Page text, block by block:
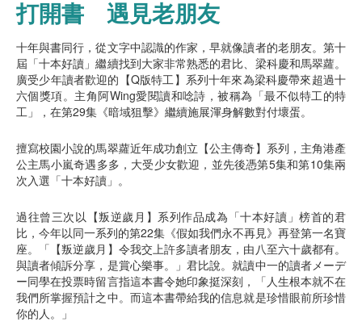
打開書 遇見老朋友
十年與書同行，從文字中認識的作家，早就像讀者的老朋友。第十
屆「十本好讀」繼續找到大家非常熟悉的君比、梁科慶和馬翠蘿。
廣受少年讀者歡迎的【Q版特工】系列十年來為梁科慶帶來超過十
六個獎項。主角阿Wing愛閱讀和唸詩，被稱為「最不似特工的特
工」，在第29集《暗域狙擊》繼續施展渾身解數對付壞蛋。
擅寫校園小說的馬翠蘿近年成功創立【公主傳奇】系列，主角港產
公主馬小嵐奇遇多多，大受少女歡迎，並先後憑第5集和第10集兩
次入選「十本好讀」。
過往曾三次以【叛逆歲月】系列作品成為「十本好讀」榜首的君
比，今年以同一系列的第22集《假如我們永不再見》再登第一名寶
座。「【叛逆歲月】令我交上許多讀者朋友，由八至六十歲都有。
與讀者傾訴分享，是賞心樂事。」君比說。就讀中一的讀者メーデ
ー同學在投票時留言指這本書令她印象挺深刻，「人生根本就不在
我們所掌握預計之中。而這本書帶給我的信息就是珍惜眼前所珍惜
你的人。」